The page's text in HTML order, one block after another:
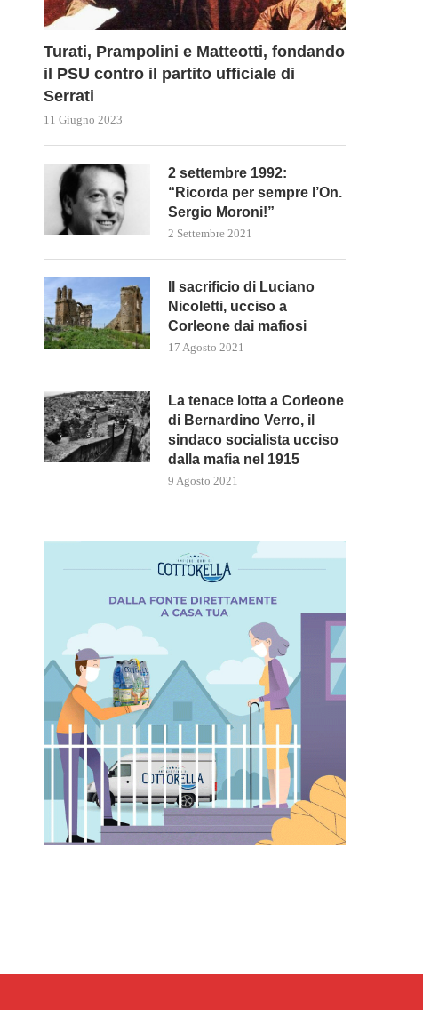
SANCHEZ OTTIENE IL MANDATO
COME PRIMO MINISTRO TRA...
Il prossimo voto delle
Unite potrà fermare...
Turati, Prampolini e Matteotti, fondando
il PSU contro il partito ufficiale di
Serrati
11 Giugno 2023
2 settembre 1992:
“Ricorda per sempre l’On.
Sergio Moroni!”
2 Settembre 2021
Il sacrificio di Luciano
Nicoletti, ucciso a
Corleone dai mafiosi
17 Agosto 2021
La tenace lotta a Corleone
di Bernardino Verro, il
sindaco socialista ucciso
dalla mafia nel 1915
9 Agosto 2021